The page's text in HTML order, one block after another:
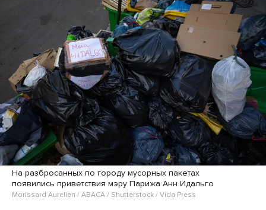
На разбросанных по городу мусорных пакетах
появились приветствия мэру Парижа Анн Идальго
Morissard Aurelien / ABACA / Shutterstock / Vida Press